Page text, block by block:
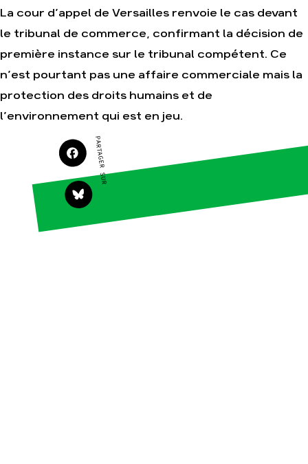
Faire un don
S'engager sur le
Soutenir les
campagnes
Transmettre tout
ou partie de son
patrimoine
gratuitement les
thématiques
Climat – Énergie
La cour d’appel de Versailles renvoie le cas devant
le tribunal de commerce, confirmant la décision de
première instance sur le tribunal compétent. Ce
n’est pourtant pas une affaire commerciale mais la
protection des droits humains et de
l’environnement qui est en jeu.
PARTAGER SUR